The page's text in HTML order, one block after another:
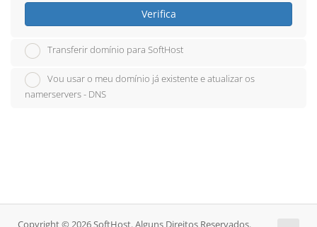
Verifica
Transferir domínio para SoftHost
Vou usar o meu domínio já existente e atualizar os
namerservers - DNS
Copyright © 2026 SoftHost. Alguns Direitos Reservados.